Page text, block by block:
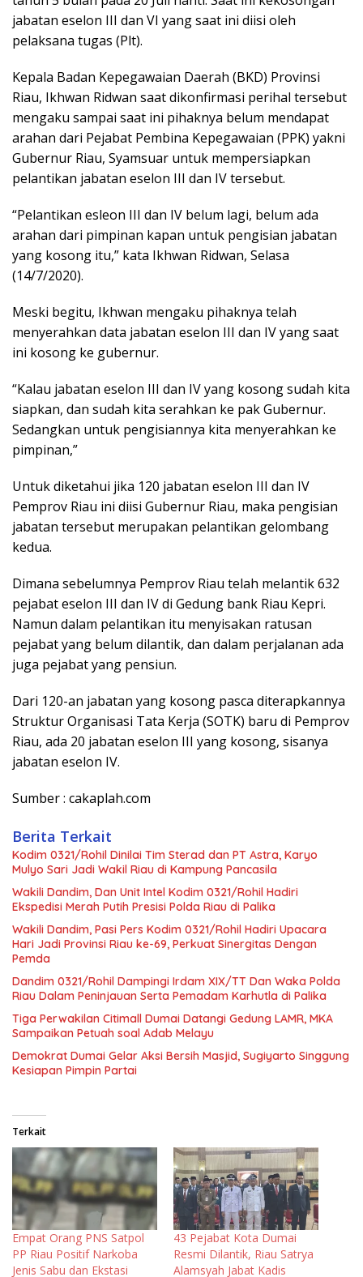
jabatan eselon III dan VI yang saat ini diisi oleh
pelaksana tugas (Plt).
Kepala Badan Kepegawaian Daerah (BKD) Provinsi
Riau, Ikhwan Ridwan saat dikonfirmasi perihal tersebut
mengaku sampai saat ini pihaknya belum mendapat
arahan dari Pejabat Pembina Kepegawaian (PPK) yakni
Gubernur Riau, Syamsuar untuk mempersiapkan
pelantikan jabatan eselon III dan IV tersebut.
“Pelantikan esleon III dan IV belum lagi, belum ada
arahan dari pimpinan kapan untuk pengisian jabatan
yang kosong itu,” kata Ikhwan Ridwan, Selasa
(14/7/2020).
Meski begitu, Ikhwan mengaku pihaknya telah
menyerahkan data jabatan eselon III dan IV yang saat
ini kosong ke gubernur.
“Kalau jabatan eselon III dan IV yang kosong sudah kita
siapkan, dan sudah kita serahkan ke pak Gubernur.
Sedangkan untuk pengisiannya kita menyerahkan ke
pimpinan,”
Untuk diketahui jika 120 jabatan eselon III dan IV
Pemprov Riau ini diisi Gubernur Riau, maka pengisian
jabatan tersebut merupakan pelantikan gelombang
kedua.
Dimana sebelumnya Pemprov Riau telah melantik 632
pejabat eselon III dan IV di Gedung bank Riau Kepri.
Namun dalam pelantikan itu menyisakan ratusan
pejabat yang belum dilantik, dan dalam perjalanan ada
juga pejabat yang pensiun.
Dari 120-an jabatan yang kosong pasca diterapkannya
Struktur Organisasi Tata Kerja (SOTK) baru di Pemprov
Riau, ada 20 jabatan eselon III yang kosong, sisanya
jabatan eselon IV.
Sumber : cakaplah.com
Berita Terkait
Kodim 0321/Rohil Dinilai Tim Sterad dan PT Astra, Karyo
Mulyo Sari Jadi Wakil Riau di Kampung Pancasila
Wakili Dandim, Dan Unit Intel Kodim 0321/Rohil Hadiri
Ekspedisi Merah Putih Presisi Polda Riau di Palika
Wakili Dandim, Pasi Pers Kodim 0321/Rohil Hadiri Upacara
Hari Jadi Provinsi Riau ke-69, Perkuat Sinergitas Dengan
Pemda
Dandim 0321/Rohil Dampingi Irdam XIX/TT Dan Waka Polda
Riau Dalam Peninjauan Serta Pemadam Karhutla di Palika
Tiga Perwakilan Citimall Dumai Datangi Gedung LAMR, MKA
Sampaikan Petuah soal Adab Melayu
Demokrat Dumai Gelar Aksi Bersih Masjid, Sugiyarto Singgung
Kesiapan Pimpin Partai
Terkait
Empat Orang PNS Satpol
PP Riau Positif Narkoba
Jenis Sabu dan Ekstasi
43 Pejabat Kota Dumai
Resmi Dilantik, Riau Satrya
Alamsyah Jabat Kadis